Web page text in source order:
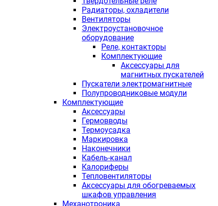
Радиаторы, охладители
Вентиляторы
Электроустановочное
оборудование
Реле, контакторы
Комплектующие
Аксессуары для
магнитных пускателей
Пускатели электромагнитные
Полупроводниковые модули
Комплектующие
Аксессуары
Гермовводы
Термоусадка
Маркировка
Наконечники
Кабель-канал
Калориферы
Тепловентиляторы
Аксессуары для обогреваемых
шкафов управления
Механотроника